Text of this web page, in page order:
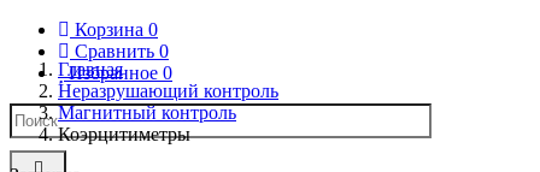
Корзина 0
Сравнить 0
Избранное 0
Главная
Неразрушающий контроль
Магнитный контроль
Коэрцитиметры